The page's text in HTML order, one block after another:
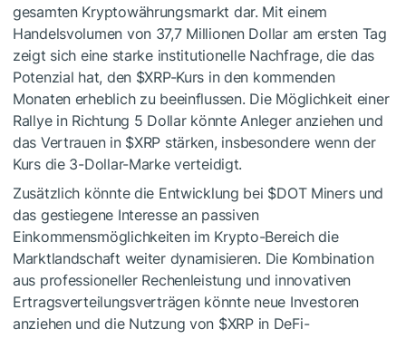
gesamten Kryptowährungsmarkt dar. Mit einem
Handelsvolumen von 37,7 Millionen Dollar am ersten Tag
zeigt sich eine starke institutionelle Nachfrage, die das
Potenzial hat, den $XRP-Kurs in den kommenden
Monaten erheblich zu beeinflussen. Die Möglichkeit einer
Rallye in Richtung 5 Dollar könnte Anleger anziehen und
das Vertrauen in $XRP stärken, insbesondere wenn der
Kurs die 3-Dollar-Marke verteidigt.
Zusätzlich könnte die Entwicklung bei $DOTMiners und
das gestiegene Interesse an passiven
Einkommensmöglichkeiten im Krypto-Bereich die
Marktlandschaft weiter dynamisieren. Die Kombination
aus professioneller Rechenleistung und innovativen
Ertragsverteilungsverträgen könnte neue Investoren
anziehen und die Nutzung von $XRPin DeFi-